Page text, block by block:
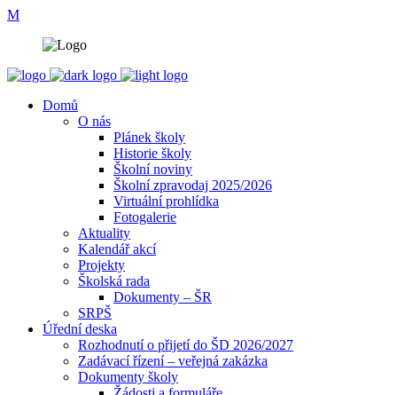
Domů
O nás
Plánek školy
Historie školy
Školní noviny
Školní zpravodaj 2025/2026
Virtuální prohlídka
Fotogalerie
Aktuality
Kalendář akcí
Projekty
Školská rada
Dokumenty – ŠR
SRPŠ
Úřední deska
Rozhodnutí o přijetí do ŠD 2026/2027
Zadávací řízení – veřejná zakázka
Dokumenty školy